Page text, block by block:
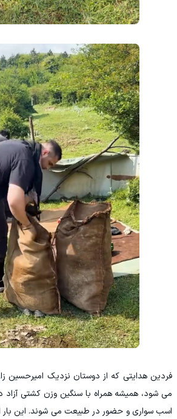
فردین هدایتی که از دوستان نزدیک
می شود، همیشه همراه با سنگین وزن کشتی
اسب سواری و حضور در طبیعت می شوند. این بار